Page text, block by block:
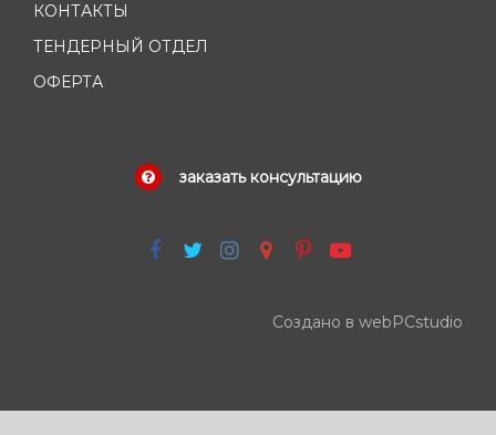
КОНТАКТЫ
ТЕНДЕРНЫЙ ОТДЕЛ
ОФЕРТА
заказать консультацию
Создано в webPCstudio